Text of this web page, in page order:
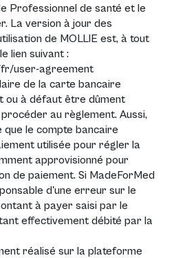
Professionnel de santé et le
La version à jour des
de MOLLIE est, à tout
lien suivant :
user-agreement
de la carte bancaire
ou à défaut être dûment
au règlement. Aussi,
le compte bancaire
utilisée pour régler la
approvisionné pour
de paiement. Si MadeForMed
d'une erreur sur le
à payer saisi par le
effectivement débité par la
réalisé sur la plateforme